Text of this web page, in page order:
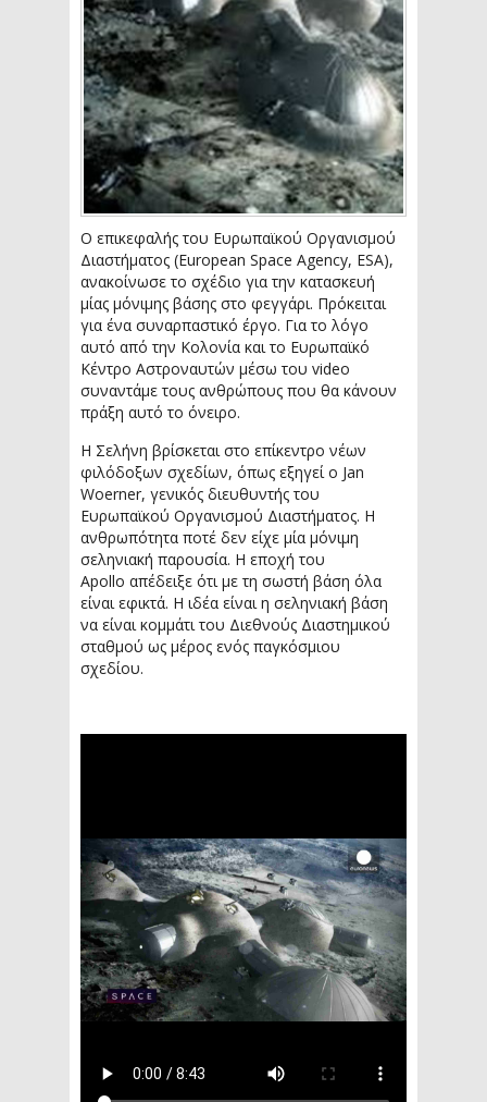
Ο επικεφαλής του Ευρωπαϊκού Οργανισμού
Διαστήματος (European Space Agency, ESA),
ανακοίνωσε το σχέδιο για την κατασκευή
μίας μόνιμης βάσης στο φεγγάρι. Πρόκειται
για ένα συναρπαστικό έργο. Για το λόγο
αυτό από την Κολονία και το Ευρωπαϊκό
Κέντρο Αστροναυτών μέσω του video
συναντάμε τους ανθρώπους που θα κάνουν
πράξη αυτό το όνειρο.
Η Σελήνη βρίσκεται στο επίκεντρο νέων
φιλόδοξων σχεδίων, όπως εξηγεί ο Jan
Woerner, γενικός διευθυντής του
Ευρωπαϊκού Οργανισμού Διαστήματος. Η
ανθρωπότητα ποτέ δεν είχε μία μόνιμη
σεληνιακή παρουσία. Η εποχή του
Apollo απέδειξε ότι με τη σωστή βάση όλα
είναι εφικτά. Η ιδέα είναι η σεληνιακή βάση
να είναι κομμάτι του Διεθνούς Διαστημικού
σταθμού ως μέρος ενός παγκόσμιου
σχεδίου.